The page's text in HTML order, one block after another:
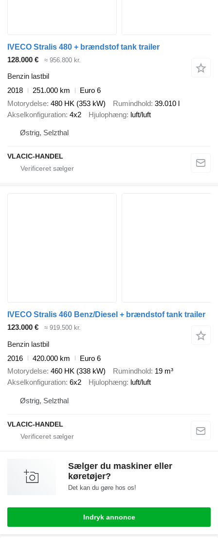
IVECO Stralis 480 + brændstof tank trailer
128.000 €
≈ 956.800 kr.
Benzin lastbil
2018
251.000 km
Euro 6
Motorydelse 480 HK (353 kW) Rumindhold 39.010 l
Akselkonfiguration 4x2 Hjulophæng luft/luft
Østrig, Selzthal
VLACIC-HANDEL
IVECO Stralis 460 Benz/Diesel + brændstof tank trailer
123.000 €
≈ 919.500 kr.
Benzin lastbil
2016
420.000 km
Euro 6
Motorydelse 460 HK (338 kW) Rumindhold 19 m³
Akselkonfiguration 6x2 Hjulophæng luft/luft
Østrig, Selzthal
VLACIC-HANDEL
Sælger du maskiner eller
køretøjer?
Det kan du gøre hos os!
Indryk annonce